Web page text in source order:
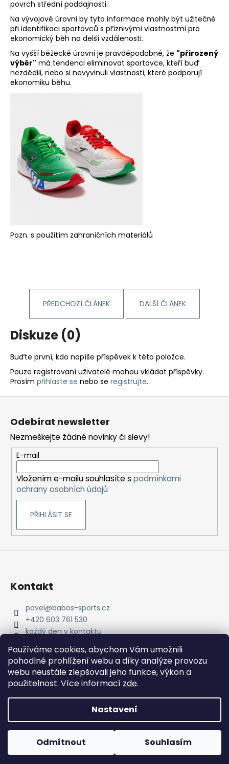
Používáme cookies, abychom Vám umožnili
pohodlné prohlížení webu a díky analýze provozu
webu neustále zlepšovali jeho funkce, výkon a
použitelnost. Více informací zde.
Nastavení
Odmítnout Souhlasím
povrch střední poddajnosti.
Na vývojové úrovni by tyto informace mohly být užitečné
při identifikaci sportovců s příznivými vlastnostmi pro
ekonomický běh na delší vzdálenosti.
Na vyšší běžecké úrovni je pravděpodobné, že "přirozený
výběr" má tendenci eliminovat sportovce, kteří buď
nezdědili, nebo si nevyvinuli vlastnosti, které podporují
ekonomiku běhu.
Pozn. s použitím zahraničních materiálů
PŘEDCHOZÍ ČLÁNEK DALŠÍ ČLÁNEK
Diskuze (0)
Buďte první, kdo napíše příspěvek k této položce.
Pouze registrovaní uživatelé mohou vkládat příspěvky.
Prosím přihlaste se nebo se registrujte.
Kč
Původně:
2
499
Kč
Odebírat newsletter
Nezmeškejte žádné novinky či slevy!
E-mail
Vložením e-mailu souhlasíte s podmínkami
ochrany osobních údajů
PŘIHLÁSIT SE
Kontakt
pavel@babos-sports.cz
+420 603 761 530
každý den v kontaktu
Copyright 2026babos-sports. Všechna práva
vyhrazena.
Upravit nastavení cookies